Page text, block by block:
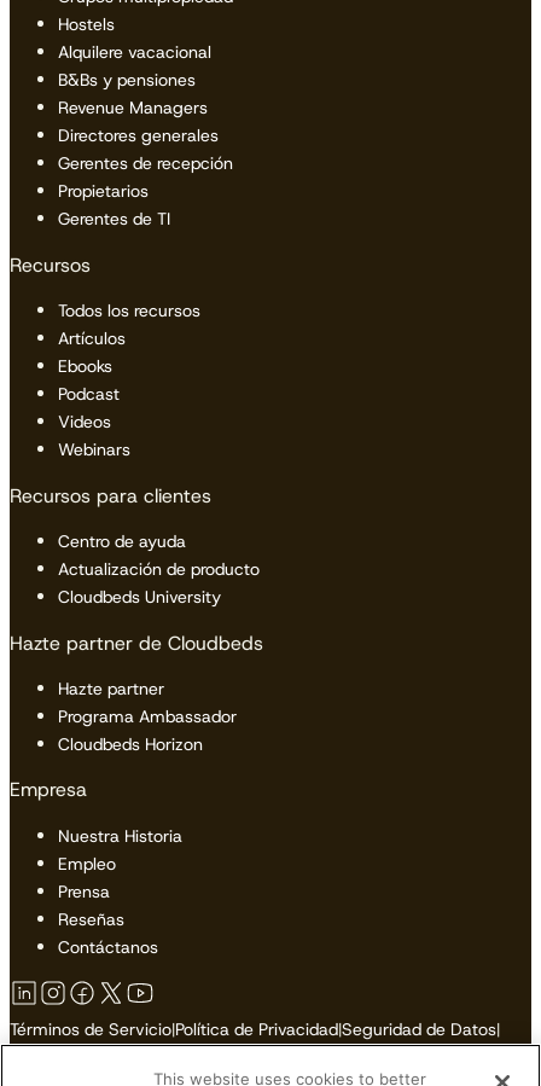
Hostels
Alquilere vacacional
B&Bs y pensiones
Revenue Managers
Directores generales
Gerentes de recepción
Propietarios
Gerentes de TI
Recursos
Todos los recursos
Artículos
Ebooks
Podcast
Videos
Webinars
Recursos para clientes
Centro de ayuda
Actualización de producto
Cloudbeds University
Hazte partner de Cloudbeds
Hazte partner
Programa Ambassador
Cloudbeds Horizon
Empresa
Nuestra Historia
Empleo
Prensa
Reseñas
Contáctanos
Términos de Servicio|Política de Privacidad|Seguridad de Datos|
This website uses cookies to better